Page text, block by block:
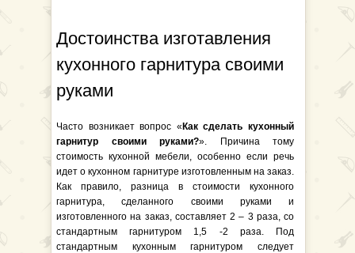
Достоинства изготавления
кухонного гарнитура своими
руками
Часто возникает вопрос « Как сделать кухонный
гарнитур своими руками?». Причина тому
стоимость кухонной мебели, особенно если речь
идет о кухонном гарнитуре изготовленным на заказ.
Как правило, разница в стоимости кухонного
гарнитура, сделанного своими руками и
изготовленного на заказ, составляет 2 – 3 раза, со
стандартным гарнитуром 1,5 -2 раза. Под
стандартным кухонным гарнитуром следует